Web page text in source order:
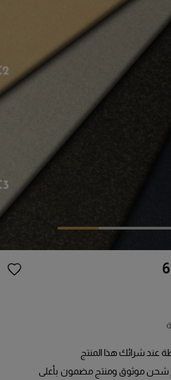
شرائك هذا المنتج
موثوق ومنتج مضمون بأعلى